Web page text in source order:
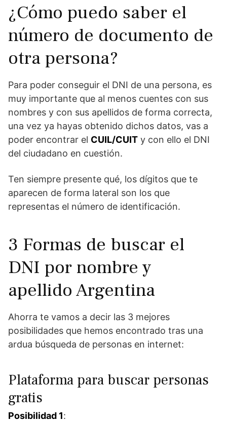
¿Cómo puedo saber el
número de documento de
otra persona?
Para poder conseguir el DNI de una persona, es
muy importante que al menos cuentes con sus
nombres y con sus apellidos de forma correcta,
una vez ya hayas obtenido dichos datos, vas a
poder encontrar el CUIL/CUIT y con ello el DNI
del ciudadano en cuestión.
Ten siempre presente qué, los dígitos que te
aparecen de forma lateral son los que
representas el número de identificación.
3 Formas de buscar el
DNI por nombre y
apellido Argentina
Ahorra te vamos a decir las 3 mejores
posibilidades que hemos encontrado tras una
ardua búsqueda de personas en internet:
Plataforma para buscar personas
gratis
Posibilidad 1: